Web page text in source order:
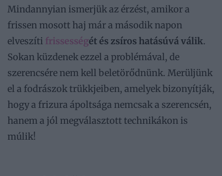
Mindannyian ismerjük az érzést, amikor a
frissen mosott haj már a második napon
elveszíti frissességét és zsíros hatásúvá válik.
Sokan küzdenek ezzel a problémával, de
szerencsére nem kell beletörődnünk. Merüljünk
el a fodrászok trükkjeiben, amelyek bizonyítják,
hogy a frizura ápoltsága nemcsak a szerencsén,
hanem a jól megválasztott technikákon is
múlik!